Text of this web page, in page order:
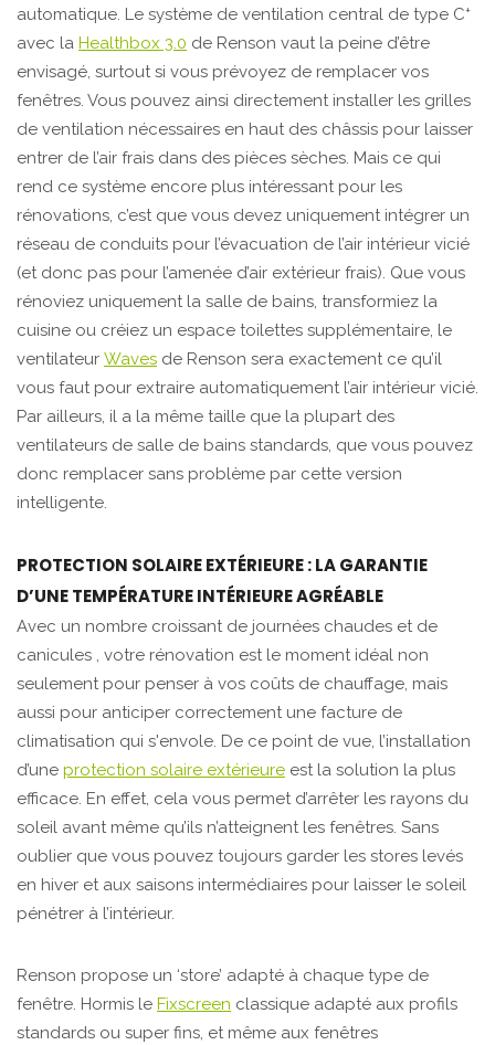
automatique. Le système de ventilation central de type C+
avec la Healthbox 3.0 de Renson vaut la peine d’être
envisagé, surtout si vous prévoyez de remplacer vos
fenêtres. Vous pouvez ainsi directement installer les grilles
de ventilation nécessaires en haut des châssis pour laisser
entrer de l’air frais dans des pièces sèches. Mais ce qui
rend ce système encore plus intéressant pour les
rénovations, c’est que vous devez uniquement intégrer un
réseau de conduits pour l’évacuation de l’air intérieur vicié
(et donc pas pour l’amenée d’air extérieur frais). Que vous
rénoviez uniquement la salle de bains, transformiez la
cuisine ou créiez un espace toilettes supplémentaire, le
ventilateur Waves de Renson sera exactement ce qu’il
vous faut pour extraire automatiquement l’air intérieur vicié.
Par ailleurs, il a la même taille que la plupart des
ventilateurs de salle de bains standards, que vous pouvez
donc remplacer sans problème par cette version
intelligente.
PROTECTION SOLAIRE EXTÉRIEURE : LA GARANTIE
D’UNE TEMPÉRATURE INTÉRIEURE AGRÉABLE
Avec un nombre croissant de journées chaudes et de
canicules , votre rénovation est le moment idéal non
seulement pour penser à vos coûts de chauffage, mais
aussi pour anticiper correctement une facture de
climatisation qui s'envole. De ce point de vue, l’installation
d’une protection solaire extérieure est la solution la plus
efficace. En effet, cela vous permet d’arrêter les rayons du
soleil avant même qu’ils n’atteignent les fenêtres. Sans
oublier que vous pouvez toujours garder les stores levés
en hiver et aux saisons intermédiaires pour laisser le soleil
pénétrer à l’intérieur.
Renson propose un ‘store’ adapté à chaque type de
fenêtre. Hormis le Fixscreen classique adapté aux profils
standards ou super fins, et même aux fenêtres